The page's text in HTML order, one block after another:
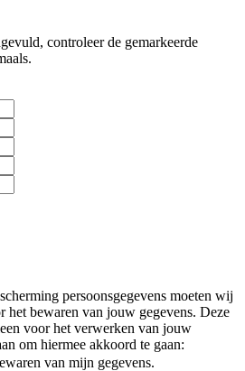
controleer de gemarkeerde
persoonsgegevens moeten wij
het bewaren van jouw gegevens. Deze
voor het verwerken van jouw
om hiermee akkoord te gaan:
van mijn gegevens.